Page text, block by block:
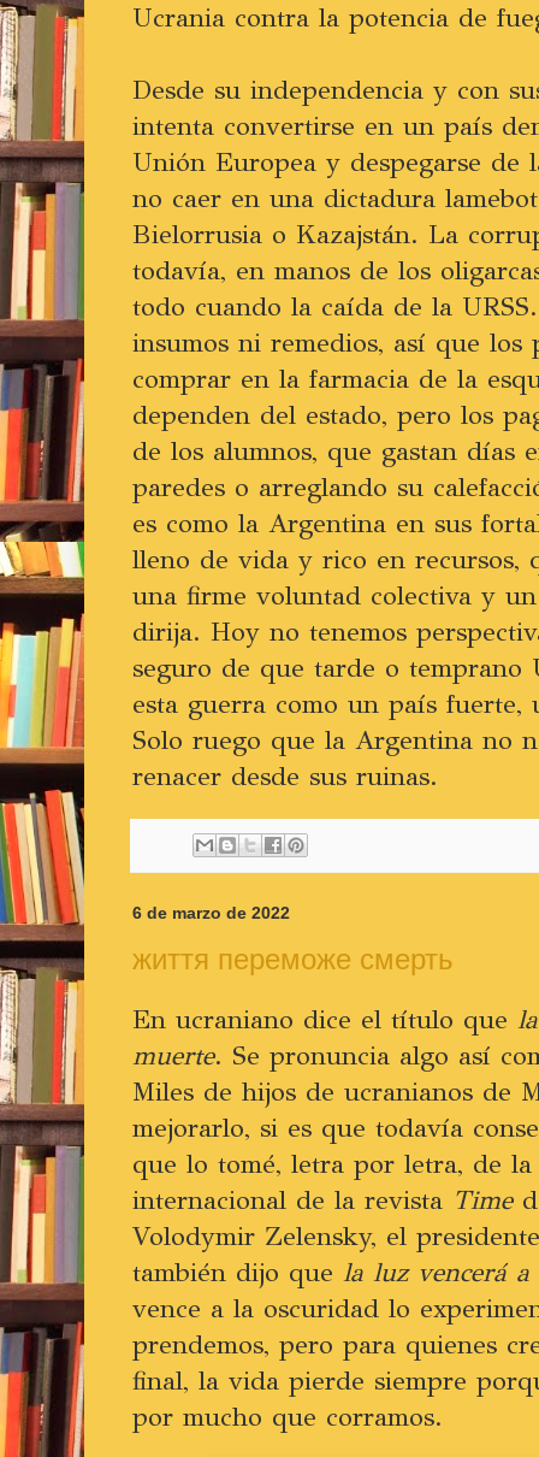
Ucrania contra la potencia de
Desde su independencia y con
intenta convertirse en un país
Unión Europea y despegarse de
no caer en una dictadura
Bielorrusia o Kazajstán. La
todavía, en manos de los
todo cuando la caída de la
insumos ni remedios, así que los
comprar en la farmacia de la
dependen del estado, pero los
de los alumnos, que gastan días
paredes o arreglando su
es como la Argentina en sus
lleno de vida y rico en recursos,
una firme voluntad colectiva y
dirija. Hoy no tenemos
seguro de que tarde o temprano
esta guerra como un país
Solo ruego que la Argentina no
renacer desde sus ruinas.
6 de marzo de 2022
життя переможе смерть
En ucraniano dice el título que
muerte. Se pronuncia algo así
Miles de hijos de ucranianos de
mejorarlo, si es que todavía
que lo tomé, letra por letra, de
internacional de la revista Time
Volodymir Zelensky, el
también dijo que la luz vencerá a
vence a la oscuridad lo
prendemos, pero para quienes
final, la vida pierde siempre
por mucho que corramos.